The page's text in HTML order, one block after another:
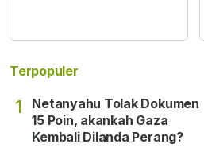
Terpopuler
1
Netanyahu Tolak Dokumen
15 Poin, akankah Gaza
Kembali Dilanda Perang?